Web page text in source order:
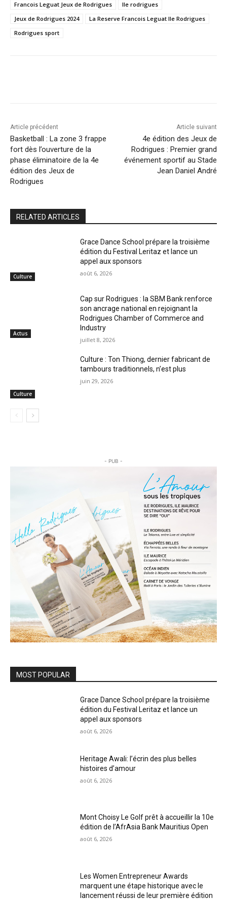
Francois Leguat Jeux de Rodrigues
Ile rodrigues
Jeux de Rodrigues 2024
La Reserve Francois Leguat Ile Rodrigues
Rodrigues sport
Article précédent
Basketball : La zone 3 frappe
fort dès l’ouverture de la
phase éliminatoire de la 4e
édition des Jeux de
Rodrigues
Article suivant
4e édition des Jeux de
Rodrigues : Premier grand
événement sportif au Stade
Jean Daniel André
RELATED ARTICLES
Culture
Grace Dance School prépare la troisième
édition du Festival Leritaz et lance un
appel aux sponsors
août 6, 2026
Actus
Cap sur Rodrigues : la SBM Bank renforce
son ancrage national en rejoignant la
Rodrigues Chamber of Commerce and
Industry
juillet 8, 2026
Culture
Culture : Ton Thiong, dernier fabricant de
tambours traditionnels, n’est plus
juin 29, 2026
- PUB -
MOST POPULAR
Grace Dance School prépare la troisième
édition du Festival Leritaz et lance un
appel aux sponsors
août 6, 2026
Heritage Awali: l’écrin des plus belles
histoires d’amour
août 6, 2026
Mont Choisy Le Golf prêt à accueillir la 10e
édition de l’AfrAsia Bank Mauritius Open
août 6, 2026
Les Women Entrepreneur Awards
marquent une étape historique avec le
lancement réussi de leur première édition